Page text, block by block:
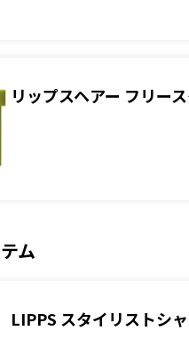
リップスヘアー フリー
ム
LIPPS スタイリストシ